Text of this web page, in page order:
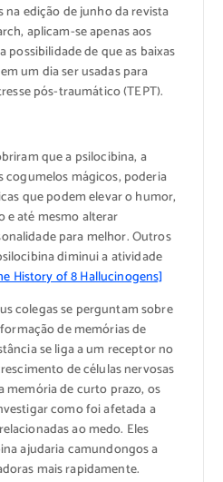
na edição de junho da revista
aplicam-se apenas aos
possibilidade de que as baixas
um dia ser usadas para
pós-traumático (TEPT).
que a psilocibina, a
cogumelos mágicos, poderia
que podem elevar o humor,
até mesmo alterar
para melhor. Outros
diminui a atividade
History of 8 Hallucinogens]
colegas se perguntam sobre
de memórias de
se liga a um receptor no
de células nervosas
memória de curto prazo, os
como foi afetada a
ao medo. Eles
ajudaria camundongos a
mais rapidamente.